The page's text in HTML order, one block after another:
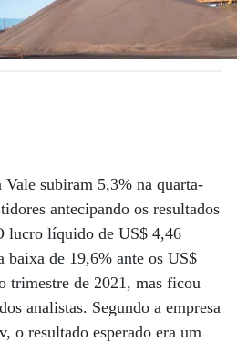
Vale subiram 5,3% na quarta-
antecipando os resultados
lucro líquido de US$ 4,46
baixa de 19,6% ante os US$
trimestre de 2021, mas ficou
analistas. Segundo a empresa
o resultado esperado era um